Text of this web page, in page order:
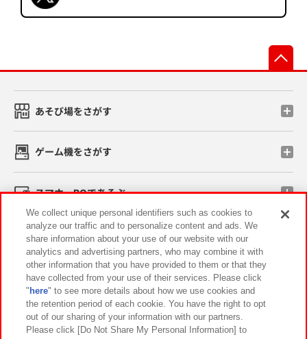
あそび場をさがす
ゲーム機をさがす
スマホ・PCであそぶ
イベント・キャンペーン
関連会社 サステナビリティ サイトポリシー
プライバシーポリシー ウェブアクセシビリティ方針と検証結果
We collect unique personal identifiers such as cookies to
analyze our traffic and to personalize content and ads. We
share information about your use of our website with our
analytics and advertising partners, who may combine it with
other information that you have provided to them or that they
have collected from your use of their services. Please click
" here" to see more details about how we use cookies and
the retention period of each cookie. You have the right to opt
out of our sharing of your information with our partners.
Please click [Do Not Share My Personal Information] to